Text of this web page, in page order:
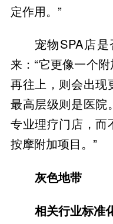
定作用。”
宠物SPA店
来：“它更像一个
再往上，则会出现
最高层级则是医院
专业理疗门店，而
按摩附加项目。”
灰色地带
相关行业标准